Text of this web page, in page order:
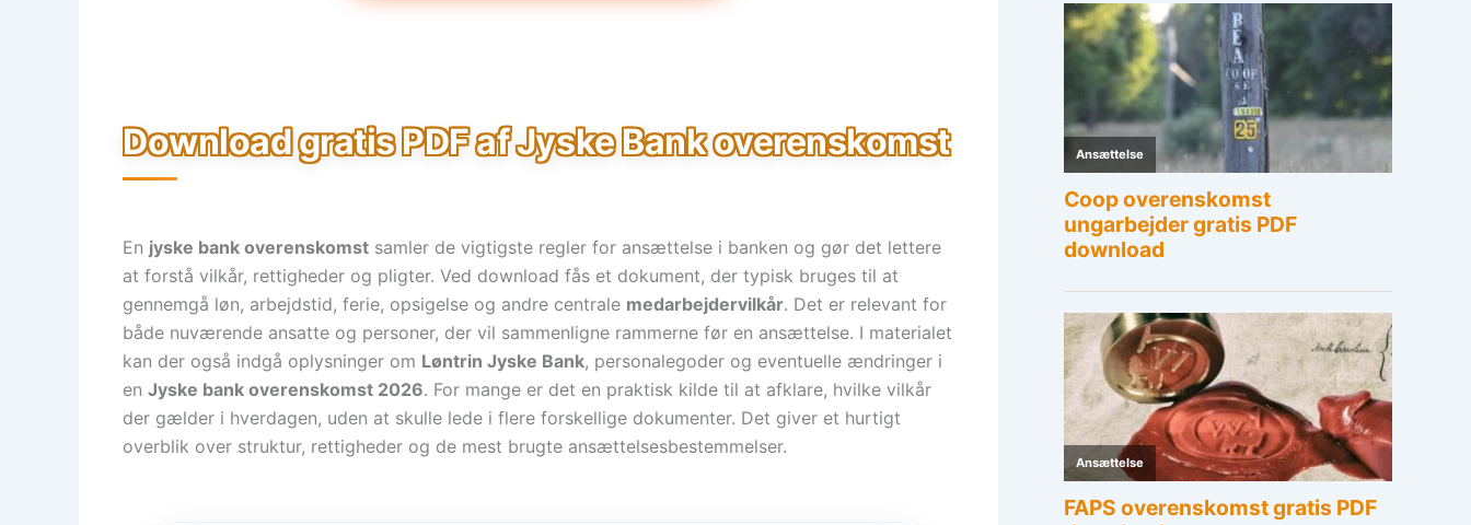
Download gratis PDF af Jyske Bank overenskomst
En jyske bank overenskomst samler de vigtigste regler for ansættelse i banken og gør det lettere
at forstå vilkår, rettigheder og pligter. Ved download fås et dokument, der typisk bruges til at
gennemgå løn, arbejdstid, ferie, opsigelse og andre centrale medarbejdervilkår. Det er relevant for
både nuværende ansatte og personer, der vil sammenligne rammerne før en ansættelse. I materialet
kan der også indgå oplysninger om Løntrin Jyske Bank, personalegoder og eventuelle ændringer i
en Jyske bank overenskomst 2026. For mange er det en praktisk kilde til at afklare, hvilke vilkår
der gælder i hverdagen, uden at skulle lede i flere forskellige dokumenter. Det giver et hurtigt
overblik over struktur, rettigheder og de mest brugte ansættelsesbestemmelser.